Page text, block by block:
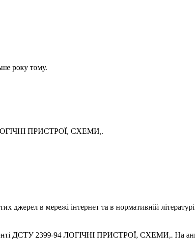
року тому.
ЛОГІЧНІ ПРИСТРОЇ, СХЕМИ,.
джерел в мережі інтернет та в нормативній
ДСТУ 2399-94 ЛОГІЧНІ ПРИСТРОЇ, СХЕМИ,. На